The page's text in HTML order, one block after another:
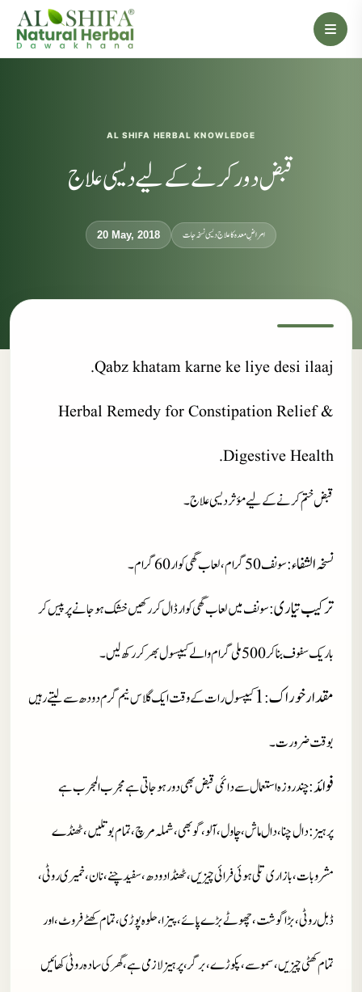
AL SHIFA HERBAL KNOWLEDGE
قبض دور کرنے کےلیے دیسی علاج
20 May, 2018 امراضِ معدہ کا علاج دیسی نسخہ جات
Qabz khatam karne ke liye desi ilaaj.
Herbal Remedy for Constipation Relief &
Digestive Health.
قبض ختم کرنے کے لیے مؤثر دیسی علاج۔
نسخہ الشفاء: سونف 50 گرام، لعاب گھی کوار 60 گرام۔
ترکیب تیاری: سونف میں لعاب گھی کوار ڈال کر رکھیں خشک ہوجانے پر پیس کر
باریک سفوف بنا کر 500ملی گرام والے کیپسول بھر کر رکھ لیں۔
مقدار خوراک:
1کیپسول رات کے وقت ایک گلاس نیم گرم دودھ سے لیتے رہیں
بوقت ضرورت۔
فوائد: چند روزہ استعمال سے دائمی قبض بھی دور ہو جاتی ہے مجرب المجرب ہے
پر ہیز: دال چنا، دال ماش، چاول، آلو، گوبھی، شملہ مرچ، تمام بوتلیں، ٹھنڈے
مشروبات، بازاری تلی ہوئی فرائی چیزیں، ٹھنڈا دودھ، سفید چنے،نان، خمیری روٹی،
ڈبل روٹی، بڑا گوشت، چھوٹے بڑے پائے، پیزا، حلوہ پوڑی، تمام کھٹے فروٹ، اور
تمام کھٹی چیزیں، سموسے، پکوڑے، برگر، پرہیز لازمی ہے، گھر کی سادہ روٹی کھائیں